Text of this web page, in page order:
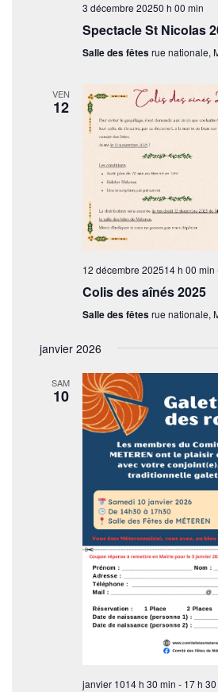
3 décembre 20250 h 00 min
Spectacle St Nicolas
Salle des fêtesrue nationale,
VEN
12
12 décembre 202514 h 00 min
Colis des aînés 2025
Salle des fêtesrue nationale,
janvier 2026
SAM
10
janvier 1014 h 30 min - 17 h